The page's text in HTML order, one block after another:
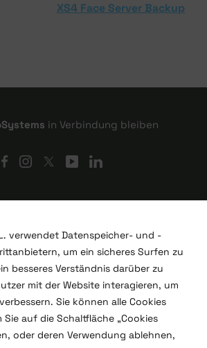
XS4 Face Server Backup
in Verbindung bleiben
verwendet Datenspeicher- und -
um ein sicheres Surfen zu
besseres Verständnis darüber zu
mit der Website interagieren, um
Sie können alle Cookies
auf die Schaltfläche „Cookies
oder deren Verwendung ablehnen,